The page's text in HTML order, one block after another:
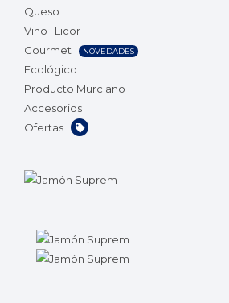
Queso
Vino | Licor
Gourmet
NOVEDADES
Ecológico
Producto Murciano
Accesorios
Ofertas